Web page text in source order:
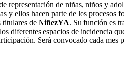
representación de niñas, niños y
y ellos hacen parte de los procesos
titulares de NiñezYA. Su función es
diferentes espacios de incidencia
Será convocado cada mes